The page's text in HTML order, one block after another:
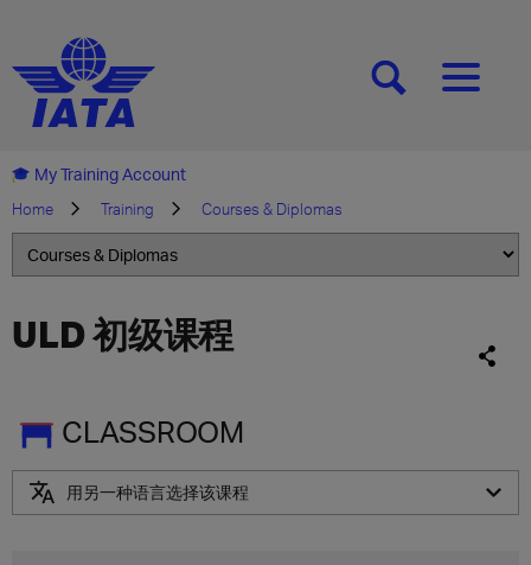
[SEARCH][MENU]
My Training Account
Home Training Courses & Diplomas
ULD 初级课程
CLASSROOM
用另一种语言选择该课程